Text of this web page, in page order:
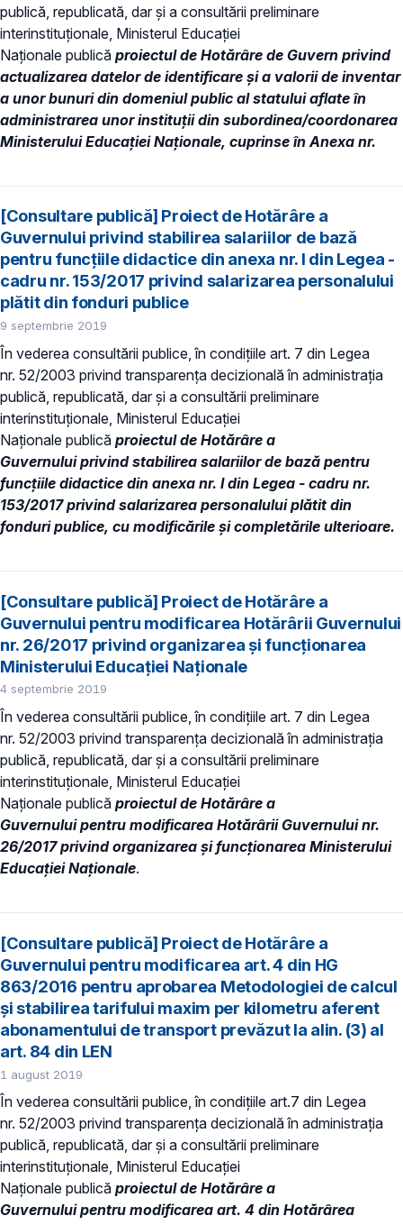
publică, republicată, dar și a consultării preliminare
interinstituționale, Ministerul Educaţiei
Naţionale publică proiectul de Hotărâre de Guvern privind
actualizarea datelor de identificare şi a valorii de inventar
a unor bunuri din domeniul public al statului aflate în
administrarea unor instituții din subordinea/coordonarea
Ministerului Educației Naționale, cuprinse în Anexa nr.
[Consultare publică] Proiect de Hotărâre a
Guvernului privind stabilirea salariilor de bază
pentru funcţiile didactice din anexa nr. I din Legea -
cadru nr. 153/2017 privind salarizarea personalului
plătit din fonduri publice
9 septembrie 2019
În vederea consultării publice, în condiţiile art. 7 din Legea
nr. 52/2003 privind transparenţa decizională în administraţia
publică, republicată, dar și a consultării preliminare
interinstituționale, Ministerul Educaţiei
Naţionale publică proiectul de Hotărâre a
Guvernului privind stabilirea salariilor de bază pentru
funcţiile didactice din anexa nr. I din Legea - cadru nr.
153/2017 privind salarizarea personalului plătit din
fonduri publice, cu modificările și completările ulterioare.
[Consultare publică] Proiect de Hotărâre a
Guvernului pentru modificarea Hotărârii Guvernului
nr. 26/2017 privind organizarea şi funcţionarea
Ministerului Educaţiei Naţionale
4 septembrie 2019
În vederea consultării publice, în condiţiile art. 7 din Legea
nr. 52/2003 privind transparenţa decizională în administraţia
publică, republicată, dar și a consultării preliminare
interinstituționale, Ministerul Educaţiei
Naţionale publică proiectul de Hotărâre a
Guvernului pentru modificarea Hotărârii Guvernului nr.
26/2017 privind organizarea şi funcţionarea Ministerului
Educaţiei Naţionale.
[Consultare publică] Proiect de Hotărâre a
Guvernului pentru modificarea art. 4 din HG
863/2016 pentru aprobarea Metodologiei de calcul
şi stabilirea tarifului maxim per kilometru aferent
abonamentului de transport prevăzut la alin. (3) al
art. 84 din LEN
1 august 2019
În vederea consultării publice, în condiţiile art.7 din Legea
nr. 52/2003 privind transparenţa decizională în administraţia
publică, republicată, dar și a consultării preliminare
interinstituționale, Ministerul Educaţiei
Naţionale publică proiectul de Hotărâre a
Guvernuluipentru modificarea art. 4 din Hotărârea